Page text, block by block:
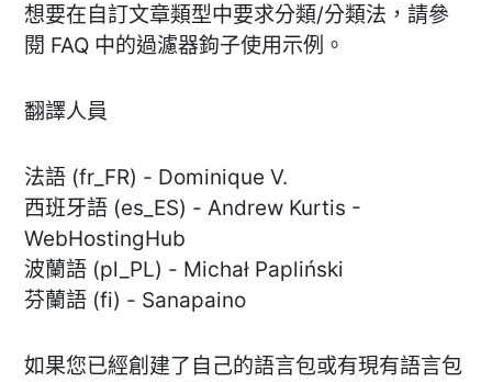
想要在自訂文章類型中要求分類/分類法，請參
閱 FAQ 中的過濾器鉤子使用示例。
翻譯人員
法語 (fr_FR) - Dominique V.
西班牙語 (es_ES) - Andrew Kurtis -
WebHostingHub
波蘭語 (pl_PL) - Michał Papliński
芬蘭語 (fi) - Sanapaino
如果您已經創建了自己的語言包或有現有語言包